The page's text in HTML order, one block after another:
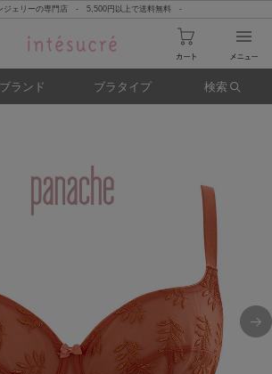
ジェリーの専門店 - 5,500円以上で送料無料 -
ブランド ブラタイプ 検索